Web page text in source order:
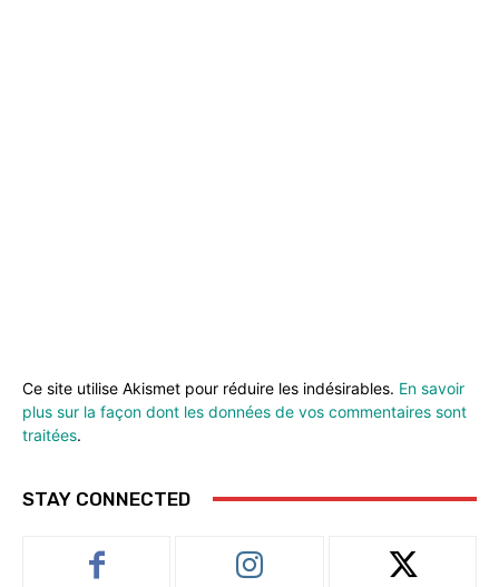
Ce site utilise Akismet pour réduire les indésirables. En savoir
plus sur la façon dont les données de vos commentaires sont
traitées.
STAY CONNECTED